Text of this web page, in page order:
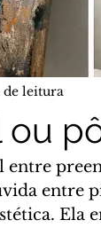
leitura
entre
Ela